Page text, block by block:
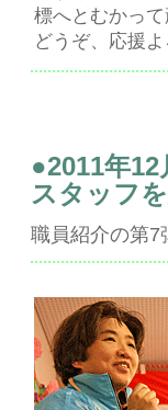
標へとむかって
どうぞ、応援よ
●2011年12
スタッフ
職員紹介の第7